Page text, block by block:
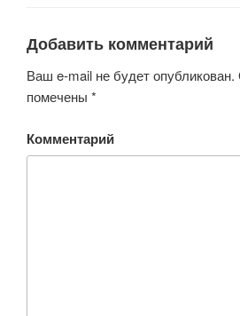
Добавить комментарий
Ваш e-mail не будет опубликован.
помечены *
Комментарий